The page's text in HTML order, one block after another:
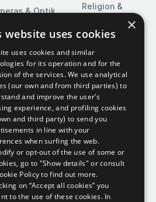
& Optik
&
Religion &
Feierlichkeiten
Software
Spielzeuge &
Spiele
Sportartikel
Bedingungen & Konditionen
×
website uses cookies
uses cookies and similar
for its operation and for the
of the services. We use analytical
(our own and from third parties) to
and improve the user’s
experience, and profiling cookies
and third party) to send you
in line with your
when surfing the web.
or opt-out of the use of some or
go to "Show details" or consult
Policy to find out more.
on “Accept all cookies” you
to the use of these cookies. In